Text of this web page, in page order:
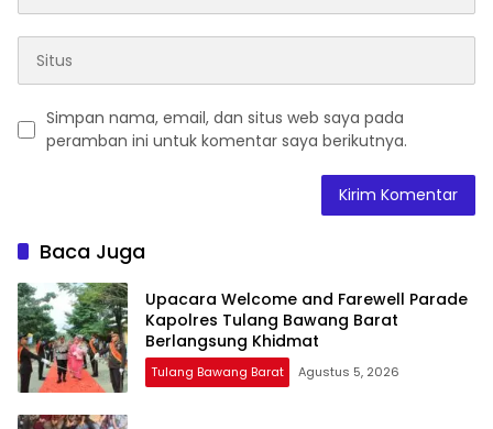
Simpan nama, email, dan situs web saya pada
peramban ini untuk komentar saya berikutnya.
Baca Juga
Upacara Welcome and Farewell Parade
Kapolres Tulang Bawang Barat
Berlangsung Khidmat
Tulang Bawang Barat Agustus 5, 2026